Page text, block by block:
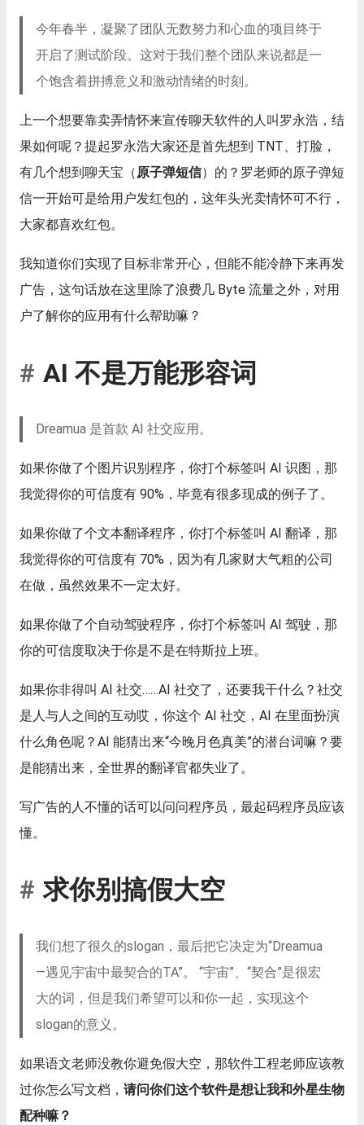
今年春半，凝聚了团队无数努力和心血的项目终于
开启了测试阶段。这对于我们整个团队来说都是一
个饱含着拼搏意义和激动情绪的时刻。
上一个想要靠卖弄情怀来宣传聊天软件的人叫罗永浩，结
果如何呢？提起罗永浩大家还是首先想到 TNT、打脸，
有几个想到聊天宝（原子弹短信）的？罗老师的原子弹短
信一开始可是给用户发红包的，这年头光卖情怀可不行，
大家都喜欢红包。
我知道你们实现了目标非常开心，但能不能冷静下来再发
广告，这句话放在这里除了浪费几 Byte 流量之外，对用
户了解你的应用有什么帮助嘛？
AI 不是万能形容词
Dreamua 是首款 AI 社交应用。
如果你做了个图片识别程序，你打个标签叫 AI 识图，那
我觉得你的可信度有 90%，毕竟有很多现成的例子了。
如果你做了个文本翻译程序，你打个标签叫 AI 翻译，那
我觉得你的可信度有 70%，因为有几家财大气粗的公司
在做，虽然效果不一定太好。
如果你做了个自动驾驶程序，你打个标签叫 AI 驾驶，那
你的可信度取决于你是不是在特斯拉上班。
如果你非得叫 AI 社交……AI 社交了，还要我干什么？社交
是人与人之间的互动哎，你这个 AI 社交，AI 在里面扮演
什么角色呢？AI 能猜出来“今晚月色真美”的潜台词嘛？要
是能猜出来，全世界的翻译官都失业了。
写广告的人不懂的话可以问问程序员，最起码程序员应该
懂。
求你别搞假大空
我们想了很久的slogan，最后把它决定为“Dreamua
—遇见宇宙中最契合的TA”。 “宇宙”、“契合”是很宏
大的词，但是我们希望可以和你一起，实现这个
slogan的意义。
如果语文老师没教你避免假大空，那软件工程老师应该教
过你怎么写文档， 请问你们这个软件是想让我和外星生物
配种嘛？